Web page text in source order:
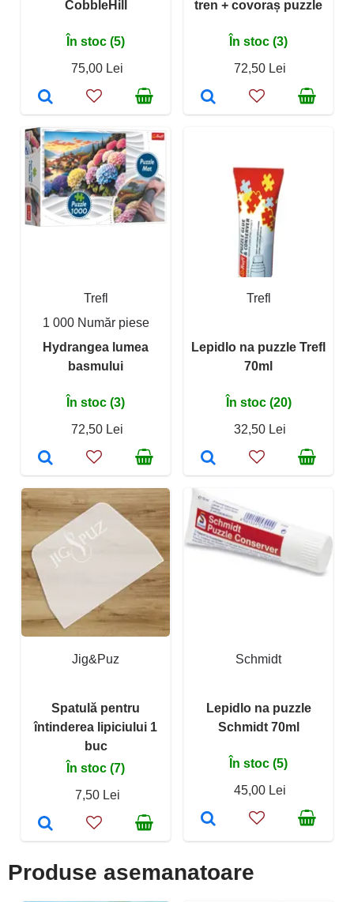
CobbleHill
În stoc (5)
75,00 Lei
tren + covoraș puzzle
În stoc (3)
72,50 Lei
Trefl
1 000 Număr piese
Hydrangea lumea
basmului
În stoc (3)
72,50 Lei
Trefl
Lepidlo na puzzle Trefl
70ml
În stoc (20)
32,50 Lei
Jig&Puz
Spatulă pentru
întinderea lipiciului 1
buc
În stoc (7)
7,50 Lei
Schmidt
Lepidlo na puzzle
Schmidt 70ml
În stoc (5)
45,00 Lei
Produse asemanatoare